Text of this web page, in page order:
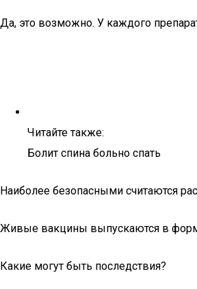
Да, это возможно. У каждого
Читайте также:
Болит спина больно спать
Наиболее безопасными считаются
Живые вакцины выпускаются в
Какие могут быть последствия?